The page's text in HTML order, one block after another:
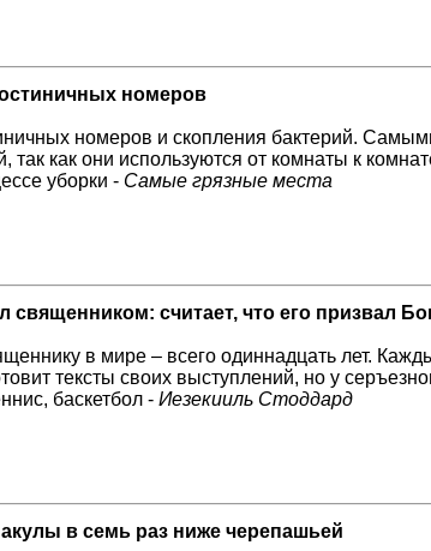
номеров
номеров и скопления бактерий.
как они используются от комнаты к
уборки - Самые грязные места
священником: считает, что его призвал
в мире – всего одиннадцать лет.
тексты своих выступлений, но у
баскетбол - Иезекииль Стоддард
в семь раз ниже черепашьей